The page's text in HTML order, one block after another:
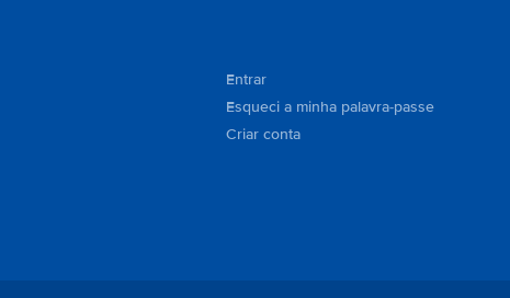
Entrar
Esqueci a minha palavra-passe
Criar conta